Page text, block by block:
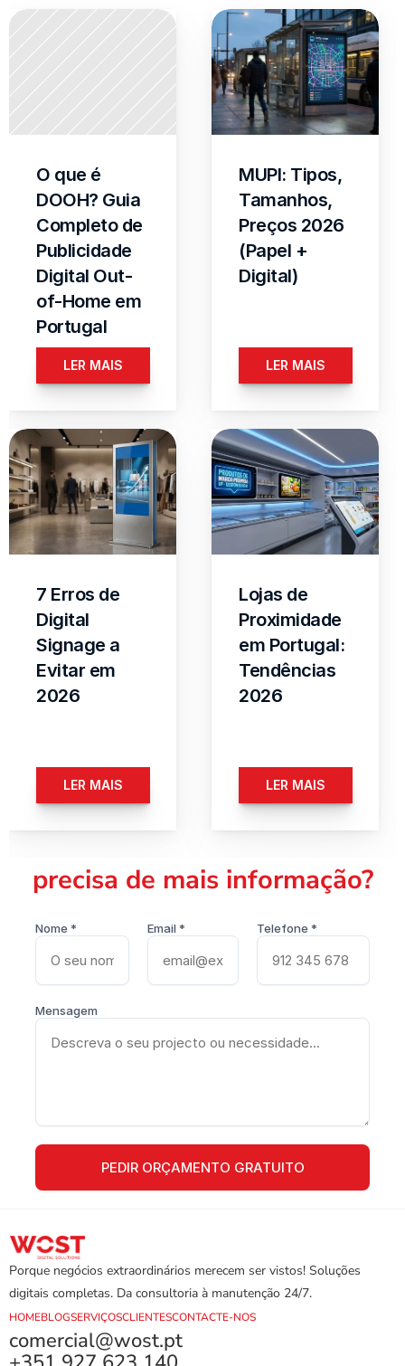
O que é
DOOH? Guia
Completo de
Publicidade
Digital Out-
of-Home em
Portugal
LER MAIS
MUPI: Tipos,
Tamanhos,
Preços 2026
(Papel +
Digital)
LER MAIS
7 Erros de
Digital
Signage a
Evitar em
2026
LER MAIS
Lojas de
Proximidade
em Portugal:
Tendências
2026
LER MAIS
precisa de mais informação?
Nome * Email * Telefone *
Mensagem
Porque negócios extraordinários merecem ser vistos! Soluções
digitais completas. Da consultoria à manutenção 24/7.
HOMEBLOGSERVIÇOSCLIENTESCONTACTE-NOS
comercial@wost.pt